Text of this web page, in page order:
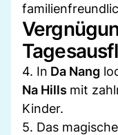
4. In Da Nang
Na Hills mit
Kinder.
5. Das